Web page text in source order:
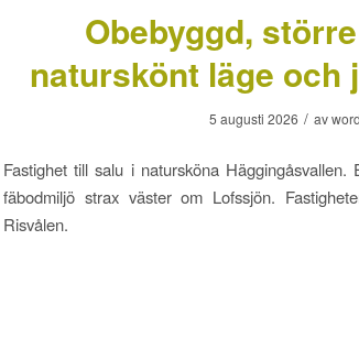
Obebyggd,
naturskönt läge
5 augusti 2026 / av
Fastighet till salu i natursköna
fäbodmiljö strax väster om Lofssjön.
Risvålen.